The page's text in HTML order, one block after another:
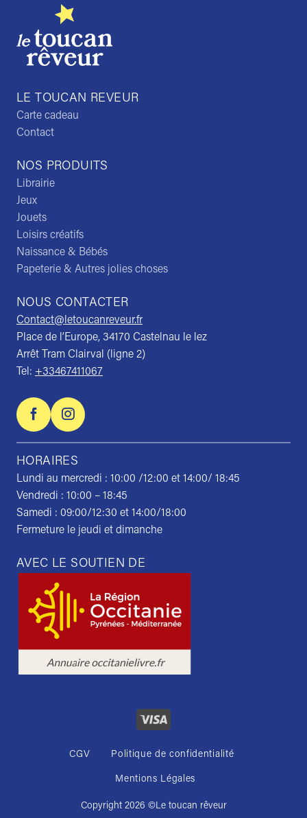
NOS PRODUITS
Librairie
Jeux
Jouets
Loisirs créatifs
Naissance & Bébés
Papeterie & Autres jolies choses
NOUS CONTACTER
Contact@letoucanreveur.fr
Place de l’Europe, 34170 Castelnau le lez
Arrêt Tram Clairval (ligne 2)
Tel: +33467411067
HORAIRES
Lundi au mercredi : 10:00 /12:00 et 14:00/ 18:45
Vendredi : 10:00 – 18:45
Samedi : 09:00/12:30 et 14:00/18:00
Fermeture le jeudi et dimanche
LE TOUCAN REVEUR
Carte cadeau
Contact
AVEC LE SOUTIEN DE
CGV Politique de confidentialité
Mentions Légales
Copyright 2026 ©Le toucan rêveur